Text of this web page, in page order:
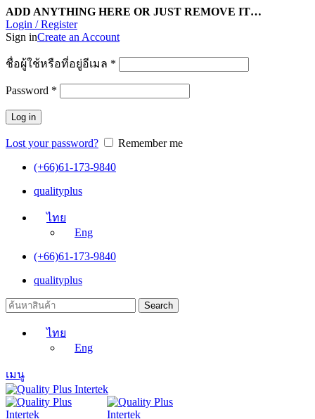
ADD ANYTHING HERE OR JUST REMOVE IT…
Login / Register
Sign inCreate an Account
ชื่อผู้ใช้หรือที่อยู่อีเมล *
Password *
Log in
Lost your password?
Remember me
(+66)61-173-9840
qualityplus
ไทย
Eng
(+66)61-173-9840
qualityplus
Search
ไทย
Eng
เมนู